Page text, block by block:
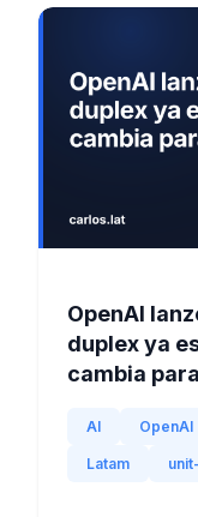
OpenAI
duplex ya
cambia
AI OpenAI
Latam